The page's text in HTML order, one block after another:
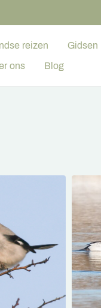
reizen Gidsen
ons Blog